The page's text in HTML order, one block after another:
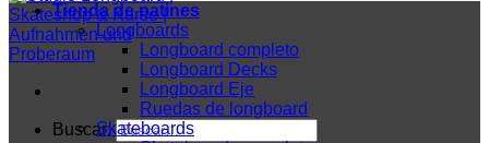
Buscar:
Tienda de patines
Longboards
Longboard completo
Longboard Decks
Longboard Eje
Ruedas de longboard
Skateboards